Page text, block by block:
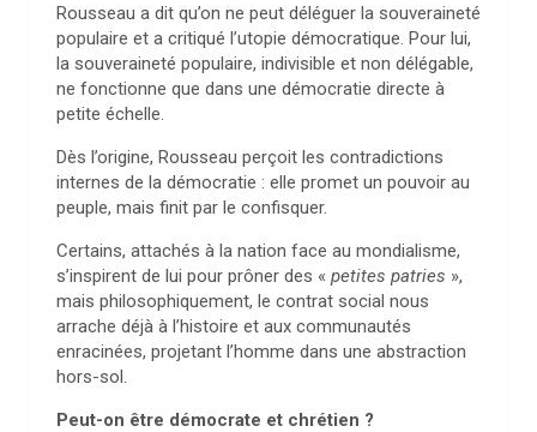
Rousseau a dit qu’on ne peut déléguer la souveraineté
populaire et a critiqué l’utopie démocratique. Pour lui,
la souveraineté populaire, indivisible et non délégable,
ne fonctionne que dans une démocratie directe à
petite échelle.
Dès l’origine, Rousseau perçoit les contradictions
internes de la démocratie : elle promet un pouvoir au
peuple, mais finit par le confisquer.
Certains, attachés à la nation face au mondialisme,
s’inspirent de lui pour prôner des « petites patries »,
mais philosophiquement, le contrat social nous
arrache déjà à l’histoire et aux communautés
enracinées, projetant l’homme dans une abstraction
hors-sol.
Peut-on être démocrate et chrétien ?